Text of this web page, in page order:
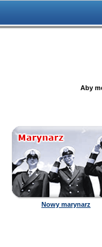
Aby
Nowy marynarz